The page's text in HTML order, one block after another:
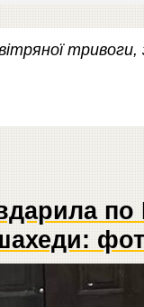
тривоги,